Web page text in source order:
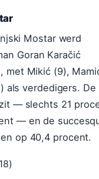
Mostar werd
Goran Karačić
met Mikić (9),
als verdedigers. De
— slechts 21
— en de
op 40,4 procent.